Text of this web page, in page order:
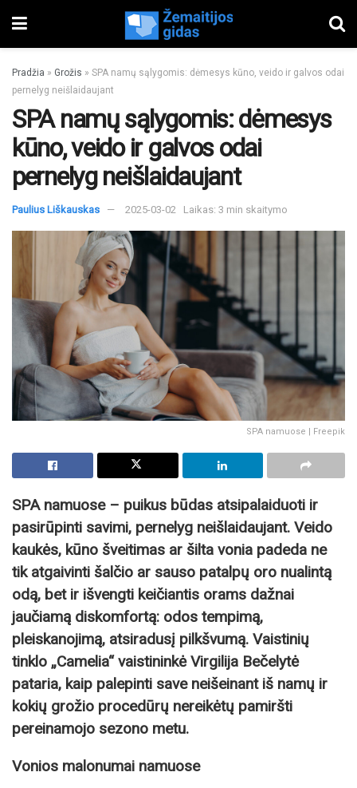
Pradžia » Grožis » SPA namų sąlygomis: dėmesys kūno, veido ir galvos odai
pernelyg neišlaidaujant
SPA namų sąlygomis: dėmesys
kūno, veido ir galvos odai
pernelyg neišlaidaujant
Paulius Liškauskas 2025-03-02 Laikas: 3 min skaitymo
SPA namuose | Freepik
SPA namuose – puikus būdas atsipalaiduoti ir
pasirūpinti savimi, pernelyg neišlaidaujant. Veido
kaukės, kūno šveitimas ar šilta vonia padeda ne
tik atgaivinti šalčio ar sauso patalpų oro nualintą
odą, bet ir išvengti keičiantis orams dažnai
jaučiamą diskomfortą: odos tempimą,
pleiskanojimą, atsiradusį pilkšvumą. Vaistinių
tinklo „Camelia“ vaistininkė Virgilija Bečelytė
pataria, kaip palepinti save neišeinant iš namų ir
kokių grožio procedūrų nereikėtų pamiršti
pereinamojo sezono metu.
Vonios malonumai namuose